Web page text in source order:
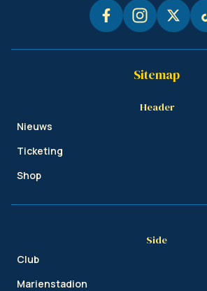
Sitemap
Header
Nieuws
Ticketing
Shop
Side
Club
Marienstadion